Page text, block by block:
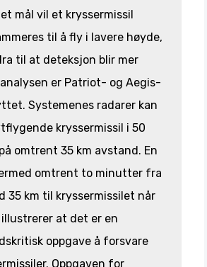
mål vil et kryssermissil
til å fly i lavere høyde,
til at deteksjon blir mer
er Patriot- og Aegis-
Systemenes radarer kan
kryssermissil i 50
omtrent 35 km avstand. En
omtrent to minutter fra
35 km til kryssermissilet når
at det er en
oppgave å forsvare
Oppgaven for